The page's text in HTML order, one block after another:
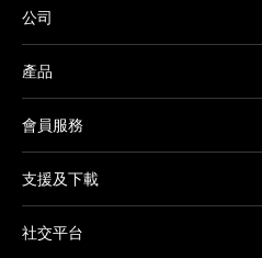
公司
產品
會員服務
支援及下載
社交平台